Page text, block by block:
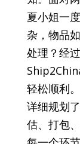
夏小姐一
杂，物品
处理？经
轻松顺利
详细规划
估、打包